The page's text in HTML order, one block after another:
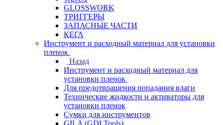
GLOSSWORK
ТРИГГЕРЫ
ЗАПАСНЫЕ ЧАСТИ
КЕГА
Инструмент и расходный материал для установки
пленок
Назад
Инструмент и расходный материал для
установки пленок
Для предотвращения попадания влаги
Технические жидкости и активаторы для
установки пленок
Сумки для инструментов
GILA (GDI Tools)